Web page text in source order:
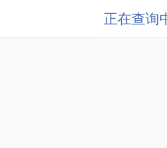
正在查询